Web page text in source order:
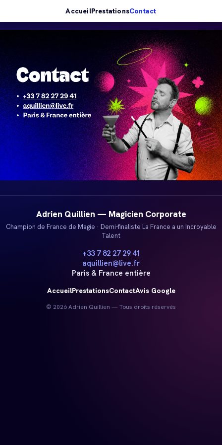
AccueilPrestationsContact
Adrien Quillien — Magicien Corporate
Champion de France de Magie · Demi-finaliste La France a un Incroyable
Talent
+33 7 82 27 29 41
aquillien@live.fr
Paris & France entière
AccueilPrestationsContactAvis Google
© 2026 Adrien Quillien — Tous droits réservés